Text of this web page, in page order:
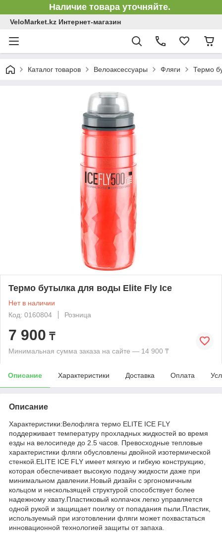
Наличие товара уточняйте.
VeloMarket.kz Интернет-магазин
Каталог товаров Велоаксессуары Фляги Термо
Термо бутылка для воды Elite Fly Ice
Нет в наличии
Код: 0160804
Розница
7 900 ₸
Минимальная сумма заказа на сайте — 14 900 ₸
Описание Характеристики Доставка Оплата
Описание
Характеристики:Велофляга термо ELITE ICE FLY
поддерживает температуру прохладных жидкостей во время
езды на велосипеде до 2.5 часов. Превосходные тепловые
характеристики фляги обусловлены двойной изотермической
стенкой.ELITE ICE FLY имеет мягкую и гибкую конструкцию,
которая обеспечивает высокую подачу жидкости даже при
минимальном давлении.Новый дизайн с эргономичным
кольцом и нескользящей структурой способствует более
надежному хвату.Пластиковый колпачок легко управляется
одной рукой и защищает поилку от попадания пыли.Пластик,
используемый при изготовлении фляги может похвастаться
инновационной технологией защиты от запаха.